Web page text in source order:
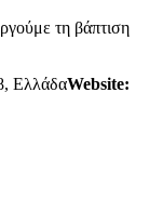
τη βάπτιση
ΕλλάδαWebsite: